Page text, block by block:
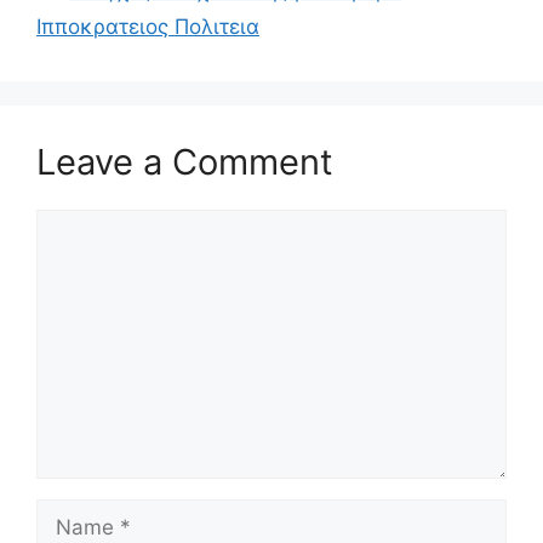
Ιπποκρατειος Πολιτεια
Leave a Comment
Name